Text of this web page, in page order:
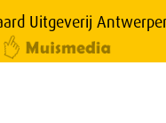
Uitgeverij